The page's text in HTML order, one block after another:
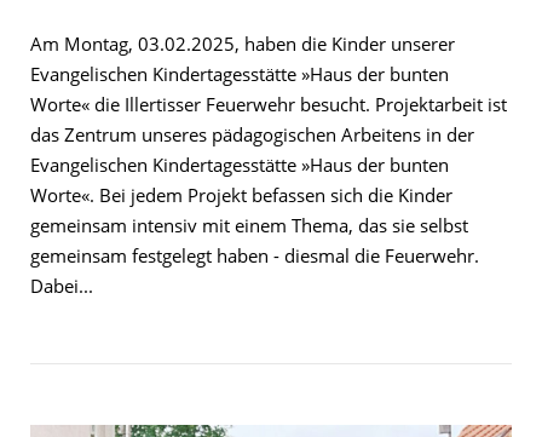
Am Montag, 03.02.2025, haben die Kinder unserer
Evangelischen Kindertagesstätte »Haus der bunten
Worte« die Illertisser Feuerwehr besucht. Projektarbeit ist
das Zentrum unseres pädagogischen Arbeitens in der
Evangelischen Kindertagesstätte »Haus der bunten
Worte«. Bei jedem Projekt befassen sich die Kinder
gemeinsam intensiv mit einem Thema, das sie selbst
gemeinsam festgelegt haben - diesmal die Feuerwehr.
Dabei...
Open post